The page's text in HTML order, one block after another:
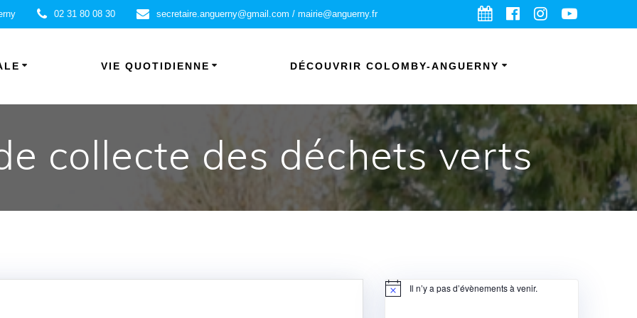
02 31 80 08 30 secretaire.anguerny@gmail.com / mairie@anguerny.fr
VIE QUOTIDIENNE DÉCOUVRIR COLOMBY-ANGUERNY
collecte des déchets verts
Notice Il n’y a pas d’évènements à venir.